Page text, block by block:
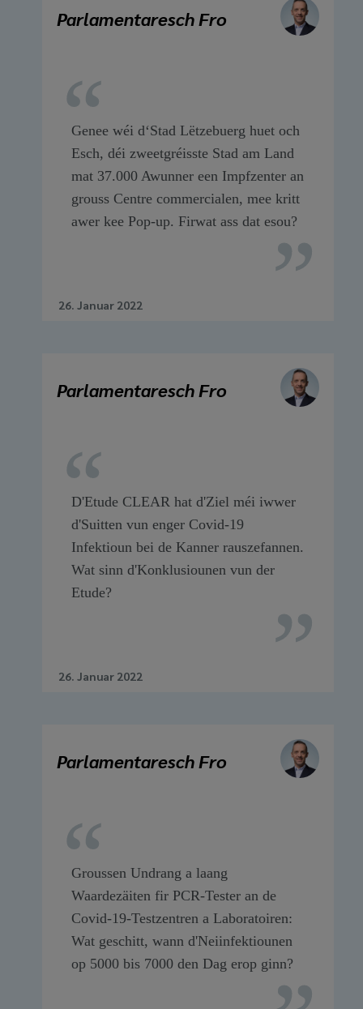
Parlamentaresch Fro
Genee wéi d‘Stad Lëtzebuerg huet och
Esch, déi zweetgréisste Stad am Land
mat 37.000 Awunner een Impfzenter an
grouss Centre commercialen, mee kritt
awer kee Pop-up. Firwat ass dat esou?
26. Januar 2022
Parlamentaresch Fro
D'Etude CLEAR hat d'Ziel méi iwwer
d'Suitten vun enger Covid-19
Infektioun bei de Kanner rauszefannen.
Wat sinn d'Konklusiounen vun der
Etude?
26. Januar 2022
Parlamentaresch Fro
Groussen Undrang a laang
Waardezäiten fir PCR-Tester an de
Covid-19-Testzentren a Laboratoiren:
Wat geschitt, wann d'Neiinfektiounen
op 5000 bis 7000 den Dag erop ginn?